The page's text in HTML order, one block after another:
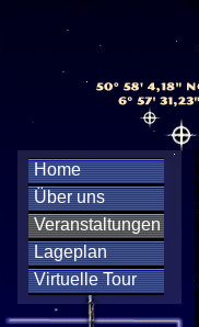
Home
Über uns
Veranstaltungen
Lageplan
Virtuelle Tour